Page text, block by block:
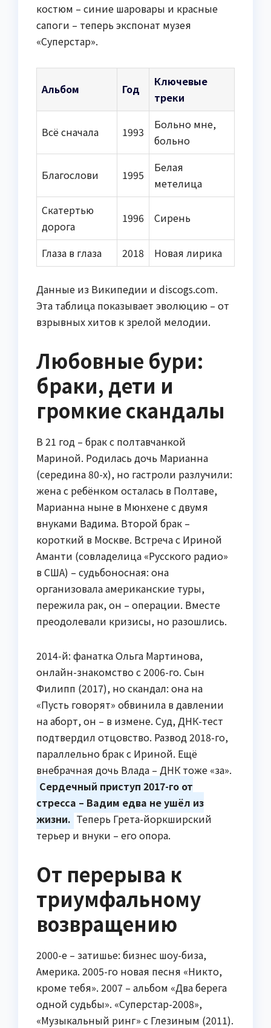
костюм – синие шаровары и красные
сапоги – теперь экспонат музея
«Суперстар».
Альбом Год
Ключевые
треки
Всё сначала 1993
Больно мне,
больно
Благослови 1995
Белая
метелица
Скатертью
дорога
1996 Сирень
Глаза в глаза 2018 Новая лирика
Данные из Википедии и discogs.com.
Эта таблица показывает эволюцию – от
взрывных хитов к зрелой мелодии.
Любовные бури:
браки, дети и
громкие скандалы
В 21 год – брак с полтавчанкой
Мариной. Родилась дочь Марианна
(середина 80-х), но гастроли разлучили:
жена с ребёнком осталась в Полтаве,
Марианна ныне в Мюнхене с двумя
внуками Вадима. Второй брак –
короткий в Москве. Встреча с Ириной
Аманти (совладелица «Русского радио»
в США) – судьбоносная: она
организовала американские туры,
пережила рак, он – операции. Вместе
преодолевали кризисы, но разошлись.
2014-й: фанатка Ольга Мартинова,
онлайн-знакомство с 2006-го. Сын
Филипп (2017), но скандал: она на
«Пусть говорят» обвинила в давлении
на аборт, он – в измене. Суд, ДНК-тест
подтвердил отцовство. Развод 2018-го,
параллельно брак с Ириной. Ещё
внебрачная дочь Влада – ДНК тоже «за».
Сердечный приступ 2017-го от
стресса – Вадим едва не ушёл из
жизни. Теперь Грета-йоркширский
терьер и внуки – его опора.
От перерыва к
триумфальному
возвращению
2000-е – затишье: бизнес шоу-биза,
Америка. 2005-го новая песня «Никто,
кроме тебя». 2007 – альбом «Два берега
одной судьбы». «Суперстар-2008»,
«Музыкальный ринг» с Глезиным (2011).